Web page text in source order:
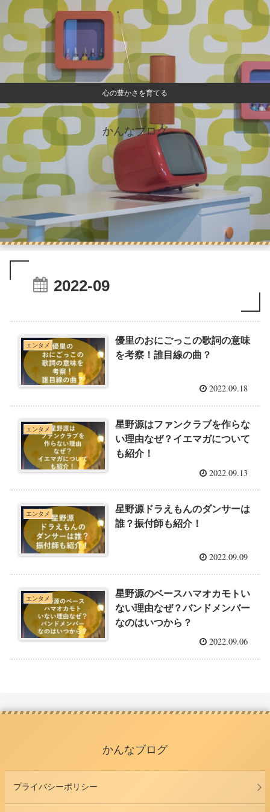
心の豊かさを育てる
かんなブログ
2022-09
エンタメ
優里のおにごっこの歌詞の意味
を考察！誰目線の曲？
2022.09.18
エンタメ
星野源はファンクラブを作らな
い理由なぜ？イエマガについて
も紹介！
2022.09.13
エンタメ
星野源ドラえもんのダンサーは
誰？振付師も紹介！
2022.09.09
エンタメ
星野源のベースハマオカモトい
ない理由なぜ？バンドメンバー
なのはいつから？
2022.09.06
かんなブログ
プライバシーポリシー